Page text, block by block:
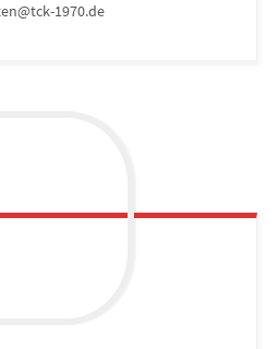
1970.de